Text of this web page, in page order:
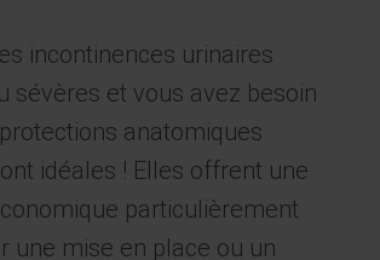
incontinences urinaires
sévères et vous avez besoin
protections anatomiques
idéales ! Elles offrent une
particulièrement
une mise en place ou un